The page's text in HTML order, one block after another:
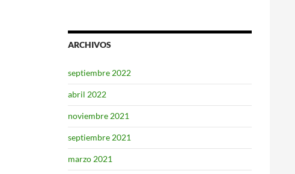
ARCHIVOS
septiembre 2022
abril 2022
noviembre 2021
septiembre 2021
marzo 2021